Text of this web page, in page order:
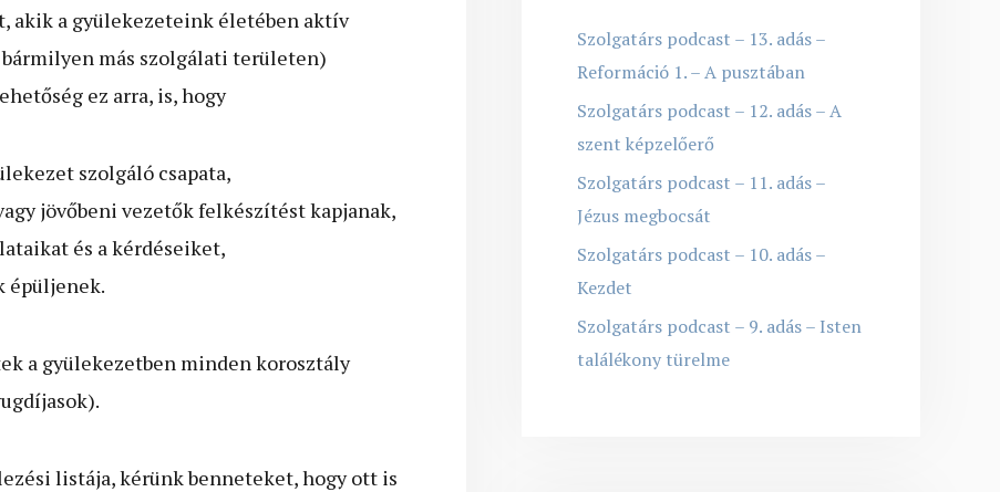
akik a gyülekezeteink életében aktív
más szolgálati területen)
ez arra, is, hogy
szolgáló csapata,
jövőbeni vezetők felkészítést kapjanak,
és a kérdéseiket,
épüljenek.
a gyülekezetben minden korosztály
listája, kérünk benneteket, hogy ott is
Szolgatárs podcast – 13. adás –
Reformáció 1. – A pusztában
Szolgatárs podcast – 12. adás – A
szent képzelőerő
Szolgatárs podcast – 11. adás –
Jézus megbocsát
Szolgatárs podcast – 10. adás –
Kezdet
Szolgatárs podcast – 9. adás – Isten
találékony türelme